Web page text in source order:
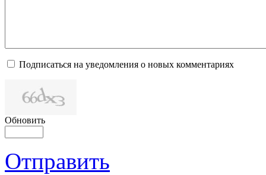
Подписаться на уведомления о новых комментариях
Обновить
Отправить